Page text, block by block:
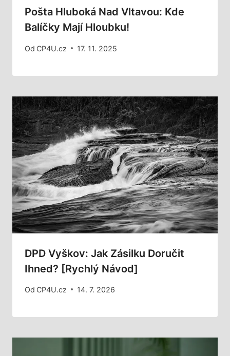
Pošta Hluboká Nad Vltavou: Kde
Balíčky Mají Hloubku!
Od CP4U.cz 17. 11. 2025
DPD Vyškov: Jak Zásilku Doručit
Ihned? [Rychlý Návod]
Od CP4U.cz 14. 7. 2026